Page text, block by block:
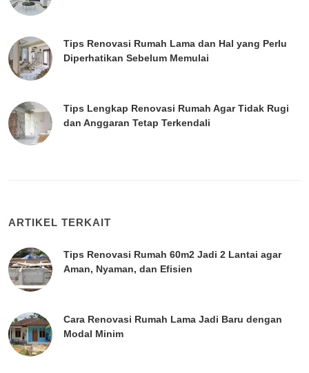
Tips Renovasi Rumah Lama dan Hal yang Perlu
Diperhatikan Sebelum Memulai
Tips Lengkap Renovasi Rumah Agar Tidak Rugi
dan Anggaran Tetap Terkendali
ARTIKEL TERKAIT
Tips Renovasi Rumah 60m2 Jadi 2 Lantai agar
Aman, Nyaman, dan Efisien
Cara Renovasi Rumah Lama Jadi Baru dengan
Modal Minim